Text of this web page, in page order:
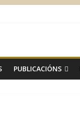
PUBLICACIÓNS